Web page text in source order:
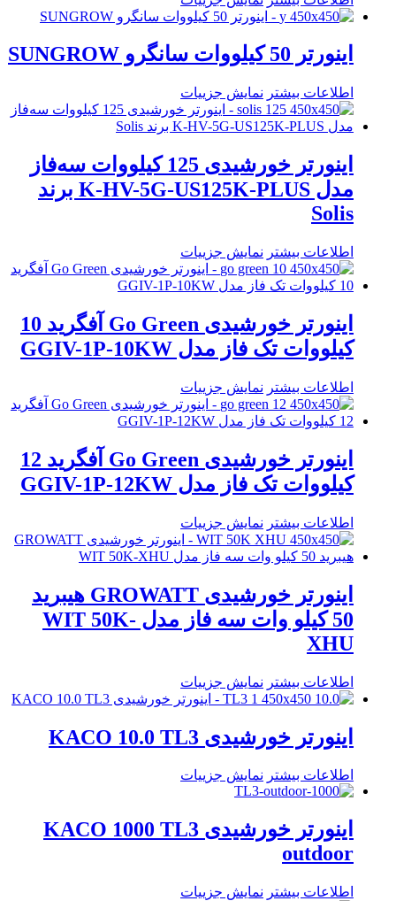
اینورتر 50 کیلووات سانگرو SUNGROW
اطلاعات بیشتر نمایش جزییات
اینورتر خورشیدی 125 کیلووات سه‌فاز
مدل K-HV-5G-US125K-PLUS برند
Solis
اطلاعات بیشتر نمایش جزییات
اینورتر خورشیدی Go Green آفگرید 10
کیلووات تک فاز مدل GGIV-1P-10KW
اطلاعات بیشتر نمایش جزییات
اینورتر خورشیدی Go Green آفگرید 12
کیلووات تک فاز مدل GGIV-1P-12KW
اطلاعات بیشتر نمایش جزییات
اینورتر خورشیدی GROWATT هیبرید
50 کیلو وات سه فاز مدل WIT 50K-
XHU
اطلاعات بیشتر نمایش جزییات
اینورتر خورشیدی KACO 10.0 TL3
اطلاعات بیشتر نمایش جزییات
اینورتر خورشیدی KACO 1000 TL3
outdoor
اطلاعات بیشتر نمایش جزییات